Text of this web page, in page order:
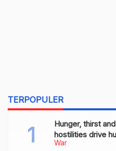
TERPOPULER
War
Hunger, thirst
hostilities drive
of collapse